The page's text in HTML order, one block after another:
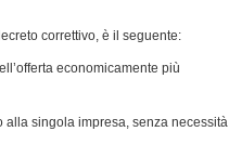
correttivo, è il seguente:
economicamente più
singola impresa, senza necessità